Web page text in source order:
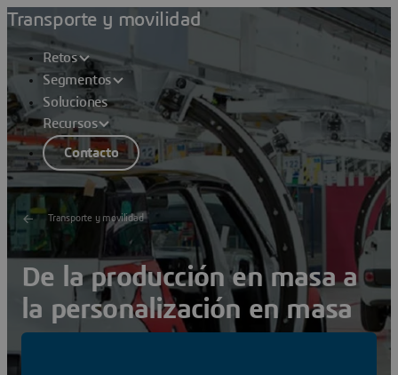
Transporte y movilidad
Retos
Segmentos
Soluciones
Recursos
Contacto
Transporte y movilidad
De la producción en masa a
la personalización en masa